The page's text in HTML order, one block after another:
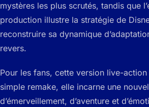
mystères les plus scrutés, tandis que
production illustre la stratégie de
reconstruire sa dynamique
revers.
Pour les fans, cette version live-action
simple remake, elle incarne une
d’émerveillement, d’aventure et